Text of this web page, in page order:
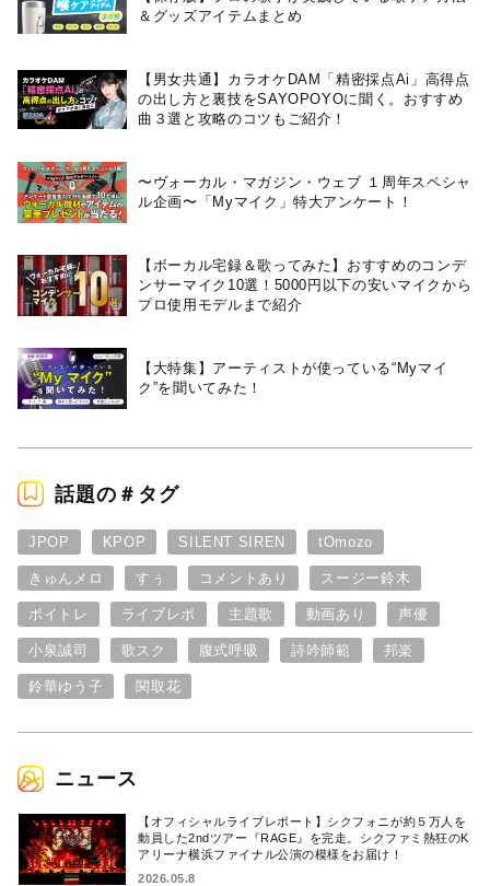
＆グッズアイテムまとめ
【男女共通】カラオケDAM「精密採点Ai」高得点
の出し方と裏技をSAYOPOYOに聞く。おすすめ
曲３選と攻略のコツもご紹介！
〜ヴォーカル・マガジン・ウェブ １周年スペシャ
ル企画〜「Myマイク」特大アンケート！
【ボーカル宅録＆歌ってみた】おすすめのコンデ
ンサーマイク10選！5000円以下の安いマイクから
プロ使用モデルまで紹介
【大特集】アーティストが使っている“Myマイ
ク”を聞いてみた！
話題の＃タグ
JPOP KPOP SILENT SIREN tOmozo
きゅんメロ すぅ コメントあり スージー鈴木
ボイトレ ライブレポ 主題歌 動画あり 声優
小泉誠司 歌スク 腹式呼吸 詩吟師範 邦楽
鈴華ゆう子 関取花
ニュース
【オフィシャルライブレポート】シクフォニが約５万人を
動員した2ndツアー『RAGE』を完走。シクファミ熱狂のK
アリーナ横浜ファイナル公演の模様をお届け！
2026.05.8